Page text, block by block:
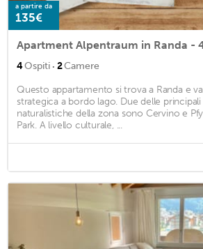
a partire da
135€
4Ospiti · 2Camere
Questo appartamento si trova a Randa e
strategica a bordo lago. Due delle
naturalistiche della zona sono Cervino e
Park. A livello culturale, ...